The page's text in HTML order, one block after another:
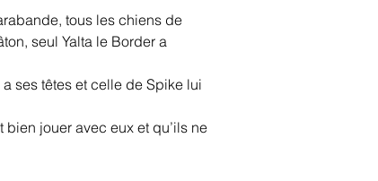
tous les chiens de
seul Yalta le Border a
ses têtes et celle de Spike lui
jouer avec eux et qu’ils ne